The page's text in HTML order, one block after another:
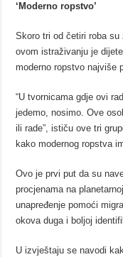
‘Moderno ropstvo’
Skoro tri od četiri roba
ovom istraživanju je
moderno ropstvo najviše
“U tvornicama gdje ovi
jedemo, nosimo. Ove
ili rade”, ističu ove tri
kako modernog ropstva
Ovo je prvi put da su
procjenama na
unapređenje pomoći
okova duga i boljoj
U izvještaju se navodi